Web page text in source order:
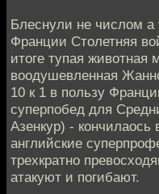
Блеснули не числом а
Франции Столетняя
итоге тупая животная
воодушевленная
10 к 1 в пользу
суперпобед для
Азенкур) - кончилаось
английские
трехкратно
атакуют и погибают.